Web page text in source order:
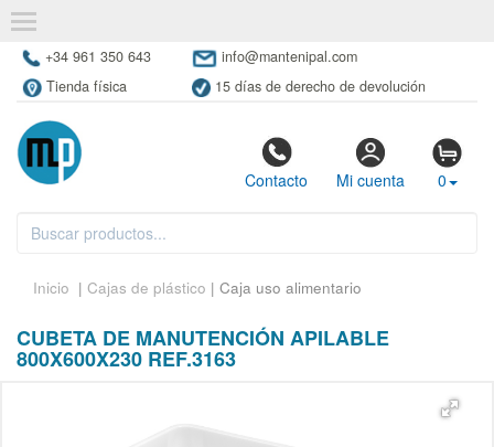
+34 961 350 643
info@mantenipal.com
Tienda física
15 días de derecho de devolución
Contacto Mi cuenta 0
Inicio | Cajas de plástico | Caja uso alimentario
CUBETA DE MANUTENCIÓN APILABLE
800X600X230 REF.3163